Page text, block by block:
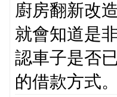
廚房翻新改
就會知道是
認車子是否
的借款方式。